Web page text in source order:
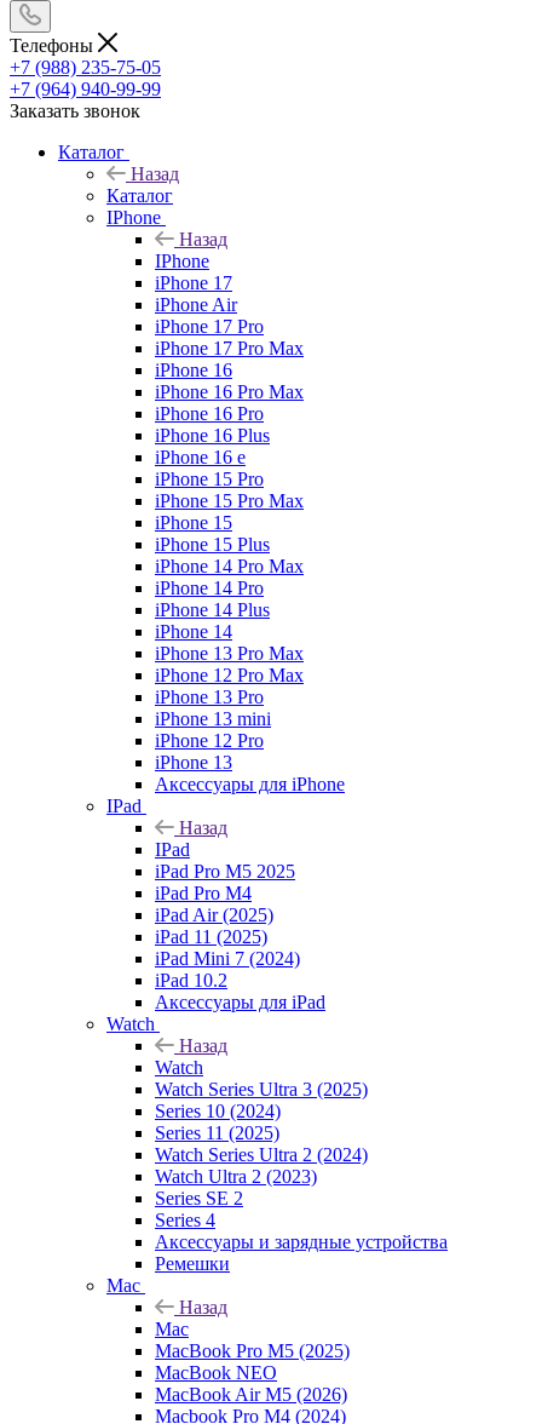
Телефоны
+7 (988) 235-75-05
+7 (964) 940-99-99
Заказать звонок
Каталог
Назад
Каталог
IPhone
Назад
IPhone
iPhone 17
iPhone Air
iPhone 17 Pro
iPhone 17 Pro Max
iPhone 16
iPhone 16 Pro Max
iPhone 16 Pro
iPhone 16 Plus
iPhone 16 e
iPhone 15 Pro
iPhone 15 Pro Max
iPhone 15
iPhone 15 Plus
iPhone 14 Pro Max
iPhone 14 Pro
iPhone 14 Plus
iPhone 14
iPhone 13 Pro Max
iPhone 12 Pro Max
iPhone 13 Pro
iPhone 13 mini
iPhone 12 Pro
iPhone 13
Аксессуары для iPhone
IPad
Назад
IPad
iPad Pro M5 2025
iPad Pro M4
iPad Air (2025)
iPad 11 (2025)
iPad Mini 7 (2024)
iPad 10.2
Аксессуары для iPad
Watch
Назад
Watch
Watch Series Ultra 3 (2025)
Series 10 (2024)
Series 11 (2025)
Watch Series Ultra 2 (2024)
Watch Ultra 2 (2023)
Series SE 2
Series 4
Аксессуары и зарядные устройства
Ремешки
Mac
Назад
Mac
MacBook Pro M5 (2025)
MacBook NEO
MacBook Air M5 (2026)
Macbook Pro M4 (2024)